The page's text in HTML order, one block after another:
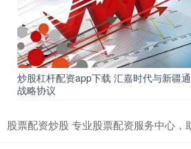
炒股杠杆配资app下载 汇嘉时代与新疆
战略协议
股票配资炒股 专业股票配资服务中心，